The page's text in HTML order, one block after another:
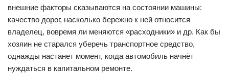
внешние факторы сказываются на состоянии машины:
качество дорог, насколько бережно к ней относится
владелец, вовремя ли меняются «расходники» и др. Как бы
хозяин не старался уберечь транспортное средство,
однажды настанет момент, когда автомобиль начнёт
нуждаться в капитальном ремонте.